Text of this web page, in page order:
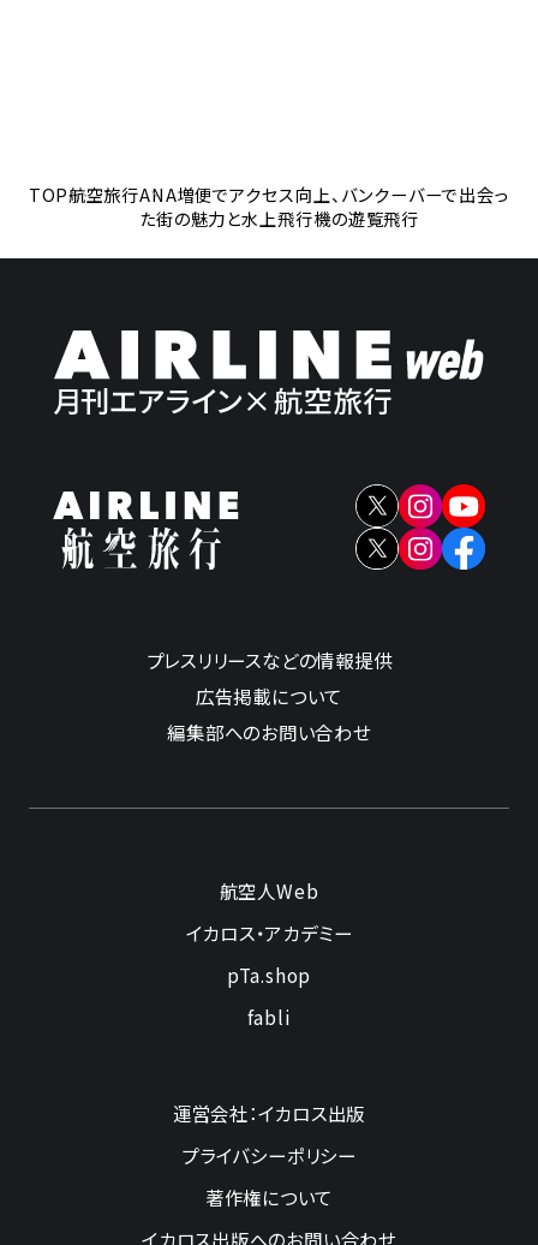
TOP航空旅行ANA増便でアクセス向上、バンクーバーで出会っ
た街の魅力と水上飛行機の遊覧飛行
プレスリリースなどの情報提供
広告掲載について
編集部へのお問い合わせ
航空人Web
イカロス・アカデミー
pTa.shop
fabli
運営会社：イカロス出版
プライバシーポリシー
著作権について
イカロス出版へのお問い合わせ